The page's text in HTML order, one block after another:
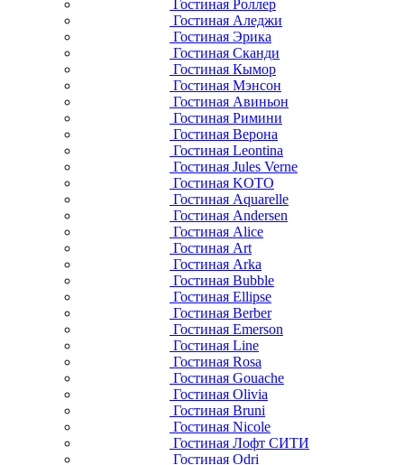
Гостиная Роллер
Гостиная Аледжи
Гостиная Эрика
Гостиная Сканди
Гостиная Кымор
Гостиная Мэнсон
Гостиная Авиньон
Гостиная Римини
Гостиная Верона
Гостиная Leontina
Гостиная Jules Verne
Гостиная KOTO
Гостиная Aquarelle
Гостиная Andersen
Гостиная Alice
Гостиная Art
Гостиная Arka
Гостиная Bubble
Гостиная Ellipse
Гостиная Berber
Гостиная Emerson
Гостиная Line
Гостиная Rosa
Гостиная Gouache
Гостиная Olivia
Гостиная Bruni
Гостиная Nicole
Гостиная Лофт СИТИ
Гостиная Odri